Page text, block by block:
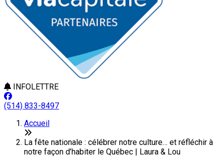
INFOLETTRE
(514) 833-8497
Accueil
La fête nationale : célébrer notre culture… et réfléchir à
notre façon d’habiter le Québec | Laura & Lou